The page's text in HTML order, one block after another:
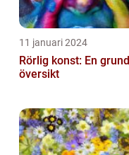
11 januari 2024
Rörlig konst: En
översikt